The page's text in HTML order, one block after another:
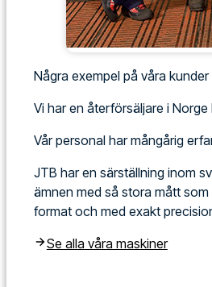
Några exempel på våra
Vi har en återförsäljare i Norge
Vår personal har mångårig
JTB har en särställning inom
ämnen med så stora mått
format och med exakt
Se alla våra maskiner